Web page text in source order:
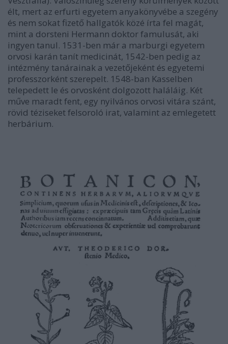
élt, mert az erfurti egyetem anyakönyvébe a szegény
és nem sokat fizető hallgatók közé írta fel magát,
mint a dorsteni Hermann doktor famulusát, aki
ingyen tanul. 1531-ben már a marburgi egyetem
orvosi karán tanít medicinát, 1542-ben pedig az
intézmény tanárainak a vezetőjeként és egyetemi
professzorként szerepelt. 1548-ban Kasselben
telepedett le és orvosként dolgozott haláláig. Két
műve maradt fent, egy nyilvános orvosi vitára szánt,
rövid téziseket felsoroló irat, valamint az emlegetett
herbárium.